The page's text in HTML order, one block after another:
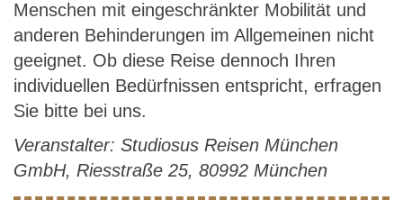
Menschen mit eingeschränkter Mobilität und
anderen Behinderungen im Allgemeinen nicht
geeignet. Ob diese Reise dennoch Ihren
individuellen Bedürfnissen entspricht, erfragen
Sie bitte bei uns.
Veranstalter: Studiosus Reisen München
GmbH, Riesstraße 25, 80992 München